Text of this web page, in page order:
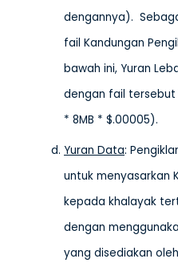
dengannya).
fail Kandungan
bawah ini, Yuran
dengan fail tersebut
* 8MB * $.00005).
Yuran Data:
untuk menyasarkan
kepada khalayak
dengan
yang disediakan